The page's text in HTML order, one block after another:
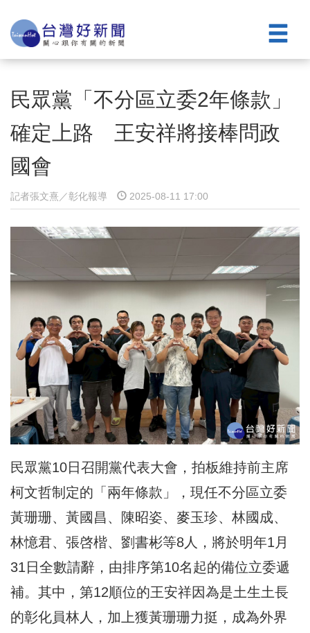
民眾黨「不分區立委2年條款」
確定上路 王安祥將接棒問政
國會
記者張文熹／彰化報導 2025-08-11 17:00
民眾黨10日召開黨代表大會，拍板維持前主席
柯文哲制定的「兩年條款」，現任不分區立委
黃珊珊、黃國昌、陳昭姿、麥玉珍、林國成、
林憶君、張啓楷、劉書彬等8人，將於明年1月
31日全數請辭，由排序第10名起的備位立委遞
補。其中，第12順位的王安祥因為是土生土長
的彰化員林人，加上獲黃珊珊力挺，成為外界